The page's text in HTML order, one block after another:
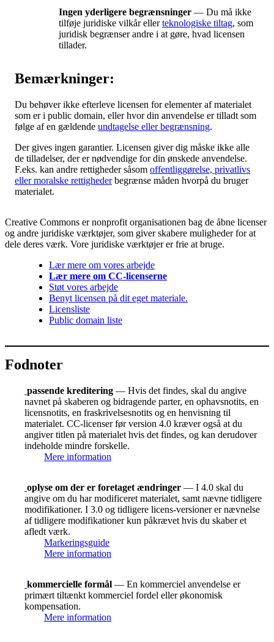
Ingen yderligere begrænsninger — Du må ikke
tilføje juridiske vilkår ellerteknologiske tiltag, som
juridisk begrænser andre i at gøre, hvad licensen
tillader.
Bemærkninger:
Du behøver ikke efterleve licensen for elementer af materialet
som er i public domain, eller hvor din anvendelse er tilladt som
følge af en gældende undtagelse eller begrænsning.
Der gives ingen garantier. Licensen giver dig måske ikke alle
de tilladelser, der er nødvendige for din ønskede anvendelse.
F.eks. kan andre rettigheder såsom offentliggørelse, privatlivs
eller moralske rettighederbegrænse måden hvorpå du bruger
materialet.
Creative Commons er nonprofit organisationen bag de åbne licenser
og andre juridiske værktøjer, som giver skabere muligheder for at
dele deres værk. Vore juridiske værktøjer er frie at bruge.
Lær mere om vores arbejde
Lær mere om CC-licenserne
Støt vores arbejde
Benyt licensen på dit eget materiale.
Licensliste
Public domain liste
Fodnoter
passende kreditering — Hvis det findes, skal du angive
navnet på skaberen og bidragende parter, en ophavsnotits, en
licensnotits, en fraskrivelsesnotits og en henvisning til
materialet. CC-licenser før version 4.0 kræver også at du
angiver titlen på materialet hvis det findes, og kan derudover
indeholde mindre forskelle.
Mere information
oplyse om der er foretaget ændringer — I 4.0 skal du
angive om du har modificeret materialet, samt nævne tidligere
modifikationer. I 3.0 og tidligere licens-versioner er nævnelse
af tidligere modifikationer kun påkrævet hvis du skaber et
afledt værk.
Markeringsguide
Mere information
kommercielle formål — En kommerciel anvendelse er
primært tiltænkt kommerciel fordel eller økonomisk
kompensation.
Mere information